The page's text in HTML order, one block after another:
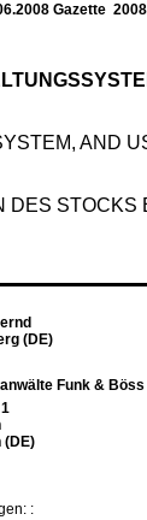
Gazette
AND
(DE)
Funk & Böss
(DE)
: